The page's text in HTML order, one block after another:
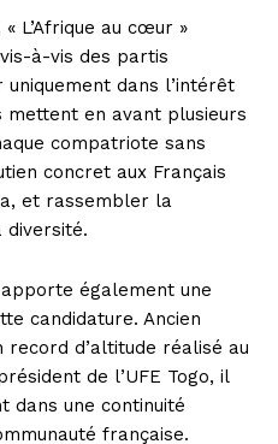
L’Afrique au cœur »
à-vis des partis
dans l’intérêt
en avant plusieurs
compatriote sans
concret aux Français
et rassembler la
diversité.
apporte également une
candidature. Ancien
record d’altitude réalisé au
de l’UFE Togo, il
dans une continuité
française.